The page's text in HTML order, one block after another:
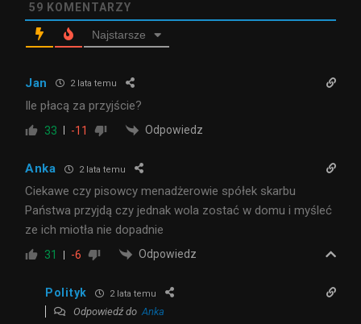
59 KOMENTARZY
Najstarsze
Jan 2 lata temu
Ile płacą za przyjście?
33 -11 Odpowiedz
Anka 2 lata temu
Ciekawe czy pisowcy menadżerowie spółek skarbu
Państwa przyjdą czy jednak wola zostać w domu i myśleć
ze ich miotła nie dopadnie
31 -6 Odpowiedz
Polityk 2 lata temu
Odpowiedź doAnka